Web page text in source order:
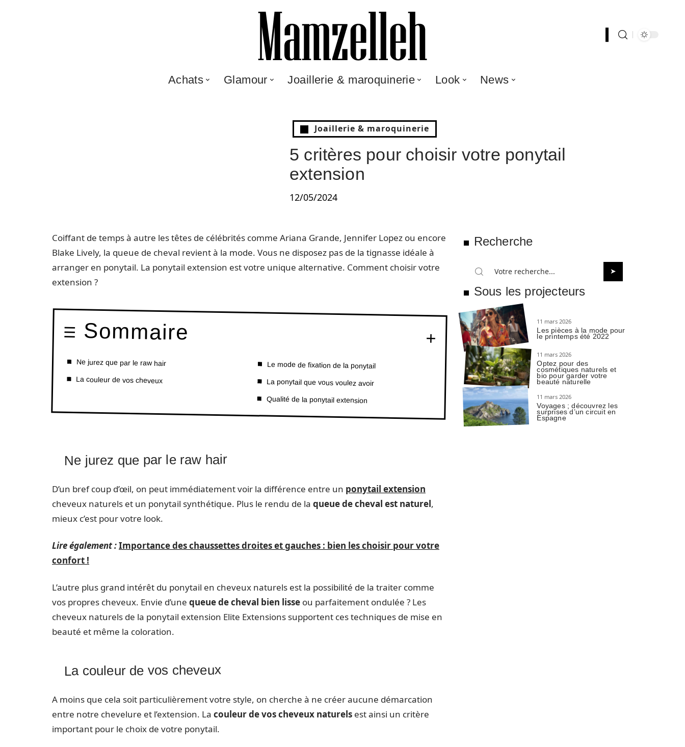
Achats Glamour Joaillerie & maroquinerie Look News
Joaillerie & maroquinerie
5 critères pour choisir votre ponytail
extension
12/05/2024
Coiffant de temps à autre les têtes de célébrités comme Ariana Grande, Jennifer Lopez ou encore
Blake Lively, la queue de cheval revient à la mode. Vous ne disposez pas de la tignasse idéale à
arranger en ponytail. La ponytail extension est votre unique alternative. Comment choisir votre
extension ?
Sommaire
Ne jurez que par le raw hair
La couleur de vos cheveux
Le mode de fixation de la ponytail
La ponytail que vous voulez avoir
Qualité de la ponytail extension
Ne jurez que par le raw hair
D’un bref coup d’œil, on peut immédiatement voir la différence entre un ponytail extension
cheveux naturels et un ponytail synthétique. Plus le rendu de la queue de cheval est naturel,
mieux c’est pour votre look.
Lire également :Importance des chaussettes droites et gauches : bien les choisir pour votre
confort !
L’autre plus grand intérêt du ponytail en cheveux naturels est la possibilité de la traiter comme
vos propres cheveux. Envie d’une queue de cheval bien lisse ou parfaitement ondulée ? Les
cheveux naturels de la ponytail extension Elite Extensions supportent ces techniques de mise en
beauté et même la coloration.
La couleur de vos cheveux
A moins que cela soit particulièrement votre style, on cherche à ne créer aucune démarcation
entre notre chevelure et l’extension. La couleur de vos cheveux naturels est ainsi un critère
important pour le choix de votre ponytail.
Recherche
Sous les projecteurs
11 mars 2026
Les pièces à la mode pour
le printemps été 2022
11 mars 2026
Optez pour des
cosmétiques naturels et
bio pour garder votre
beauté naturelle
11 mars 2026
Voyages ; découvrez les
surprises d’un circuit en
Espagne